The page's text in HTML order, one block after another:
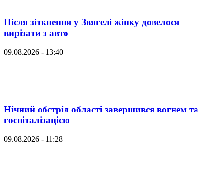
Після зіткнення у Звягелі жінку довелося
вирізати з авто
09.08.2026 - 13:40
Нічний обстріл області завершився вогнем та
госпіталізацією
09.08.2026 - 11:28